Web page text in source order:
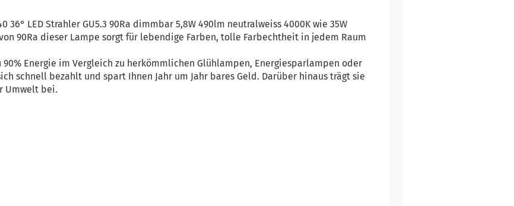
36° LED Strahler GU5.3 90Ra dimmbar 5,8W 490lm neutralweiss 4000K wie 35W
90Ra dieser Lampe sorgt für lebendige Farben, tolle Farbechtheit in jedem Raum
90% Energie im Vergleich zu herkömmlichen Glühlampen, Energiesparlampen oder
schnell bezahlt und spart Ihnen Jahr um Jahr bares Geld. Darüber hinaus trägt sie
Umwelt bei.